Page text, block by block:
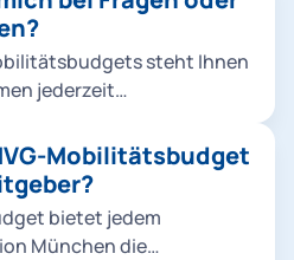
verwenden können. Dabei
zur Arbeit nutzbar. Das
dabei individuell an
steht Ihnen
jederzeit
Mobilitätsbudget
bietet jedem
München die